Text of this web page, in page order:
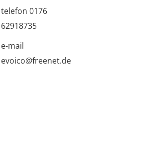
telefon0176
62918735
e-mail
evoico@freenet.de